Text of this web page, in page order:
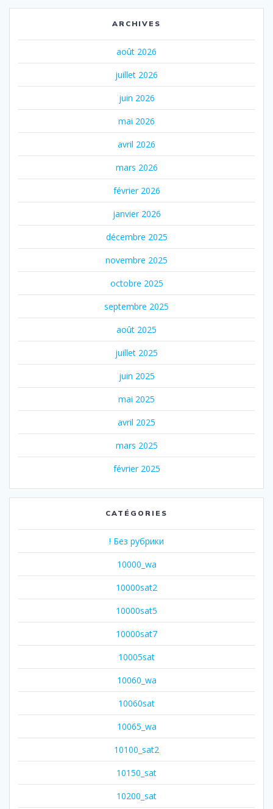
ARCHIVES
août 2026
juillet 2026
juin 2026
mai 2026
avril 2026
mars 2026
février 2026
janvier 2026
décembre 2025
novembre 2025
octobre 2025
septembre 2025
août 2025
juillet 2025
juin 2025
mai 2025
avril 2025
mars 2025
février 2025
CATÉGORIES
! Без рубрики
10000_wa
10000sat2
10000sat5
10000sat7
10005sat
10060_wa
10060sat
10065_wa
10100_sat2
10150_sat
10200_sat